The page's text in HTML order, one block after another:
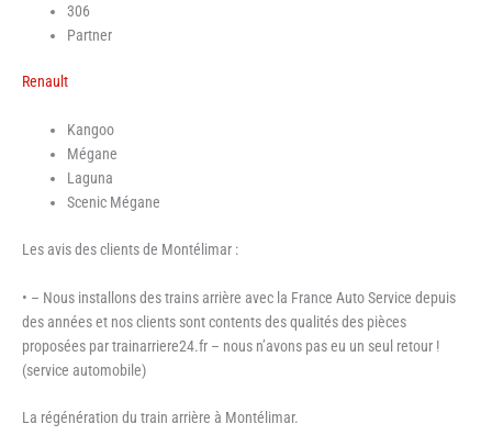
306
Partner
Renault
Kangoo
Mégane
Laguna
Scenic Mégane
Les avis des clients de Montélimar :
• – Nous installons des trains arrière avec la France Auto Service depuis
des années et nos clients sont contents des qualités des pièces
proposées par trainarriere24.fr – nous n’avons pas eu un seul retour !
(service automobile)
La régénération du train arrière à Montélimar.